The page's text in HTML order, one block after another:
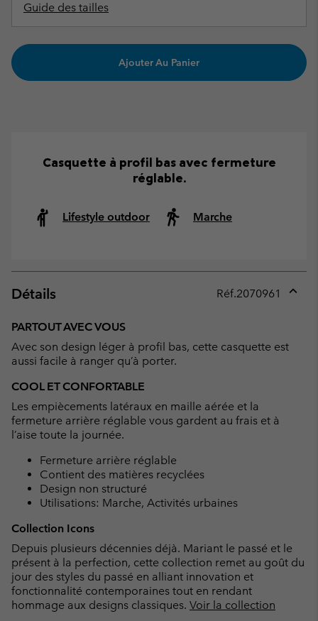
Guide des tailles
Ajouter Au Panier
Casquette à profil bas avec fermeture
réglable.
Lifestyle outdoor Marche
Détails Réf.2070961
PARTOUT AVEC VOUS
Avec son design léger à profil bas, cette casquette est
aussi facile à ranger qu’à porter.
COOL ET CONFORTABLE
Les empiècements latéraux en maille aérée et la
fermeture arrière réglable vous gardent au frais et à
l’aise toute la journée.
Fermeture arrière réglable
Contient des matières recyclées
Design non structuré
Utilisations: Marche, Activités urbaines
Collection Icons
Depuis plusieurs décennies déjà. Mariant le passé et le
présent à la perfection, cette collection remet au goût du
jour des styles du passé en alliant innovation et
fonctionnalité contemporaines tout en rendant
hommage aux designs classiques. Voir la collection